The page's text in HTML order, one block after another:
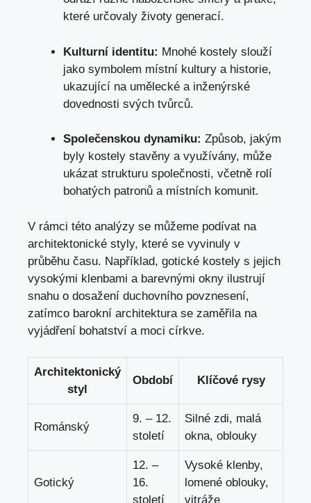
které určovaly životy generací.
Kulturní identitu: ⁣Mnohé​ kostely slouží
jako symbolem místní kultury a ⁢historie,
⁤ukazující ⁤na umělecké a​ inženýrské
dovednosti‍ svých tvůrců.
Společenskou dynamiku: Způsob, jakým
byly kostely stavěny a využívány, může
ukázat strukturu⁤ společnosti, včetně rolí
bohatých patronů ‍a místních komunit.
V rámci‌ této ⁤analýzy se můžeme ⁣podívat ‍na‌
architektonické styly, které se vyvinuly v
průběhu času.⁣ Například,⁢ gotické kostely s ⁢jejich
vysokými klenbami⁣ a barevnými okny ilustrují
snahu o ‍dosažení‍ duchovního ⁣povznesení,
zatímco‍ barokní architektura se zaměřila na
⁤vyjádření bohatství a moci církve.
Architektonický
styl
Období Klíčové rysy
Románský
9.⁢ – 12.⁢
století
Silné zdi, malá
okna, ⁣oblouky
Gotický
12. –
16.⁣
století
Vysoké klenby,
lomené⁤ oblouky,
vitráže